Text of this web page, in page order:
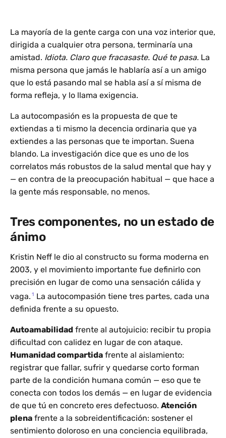
La mayoría de la gente carga con una voz interior que,
dirigida a cualquier otra persona, terminaría una
amistad. Idiota. Claro que fracasaste. Qué te pasa. La
misma persona que jamás le hablaría así a un amigo
que lo está pasando mal se habla así a sí misma de
forma refleja, y lo llama exigencia.
La autocompasión es la propuesta de que te
extiendas a ti mismo la decencia ordinaria que ya
extiendes a las personas que te importan. Suena
blando. La investigación dice que es uno de los
correlatos más robustos de la salud mental que hay y
— en contra de la preocupación habitual — que hace a
la gente más responsable, no menos.
Tres componentes, no un estado de
ánimo
Kristin Neff le dio al constructo su forma moderna en
2003, y el movimiento importante fue definirlo con
precisión en lugar de como una sensación cálida y
vaga. 1 La autocompasión tiene tres partes, cada una
definida frente a su opuesto.
Autoamabilidad frente al autojuicio: recibir tu propia
dificultad con calidez en lugar de con ataque.
Humanidad compartida frente al aislamiento:
registrar que fallar, sufrir y quedarse corto forman
parte de la condición humana común — eso que te
conecta con todos los demás — en lugar de evidencia
de que tú en concreto eres defectuoso. Atención
plena frente a la sobreidentificación: sostener el
sentimiento doloroso en una conciencia equilibrada,